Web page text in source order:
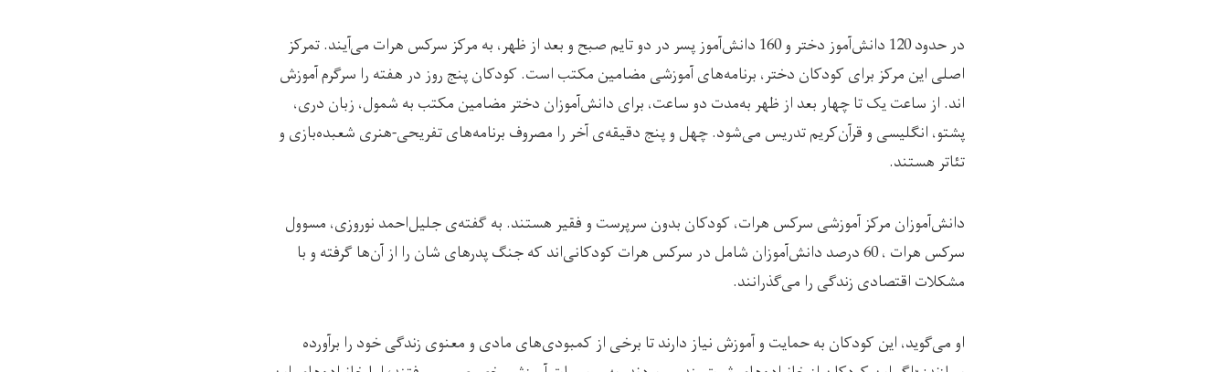
در حدود 120 دانش‌آموز دختر و 160 دانش‎‌آموز پسر در دو تایم صبح و بعد از ظهر، به مرکز سرکس هرات می‌آیند. تمرکز
اصلی این مرکز برای کودکان دختر، برنامه‌های آموزشی مضامین مکتب است. کودکان پنج روز در هفته را سرگرم آموزش
اند. از ساعت یک تا چهار بعد از ظهر به‌مدت دو ساعت، برای دانش‌آموزان دختر مضامین مکتب به شمول، زبان دری،
پشتو، انگلیسی و قرآن‌کریم تدریس می‌شود. چهل و پنج دقیقه‌ی آخر را مصروف برنامه‌های تفریحی-هنری شعبده‌بازی و
تئاتر هستند.
دانش‌آموزان مرکز آموزشی سرکس هرات، کودکان بدون سرپرست و فقیر هستند. به گفته‌ی جلیل‌احمد نوروزی، مسوول
سرکس هرات ، 60 درصد دانش‌آموزان شامل در سرکس هرات کودکانی‌اند که جنگ پدرهای شان را از آن‌ها گرفته و با
مشکلات اقتصادی زندگی را می‌گذرانند.
او می‌گوید، این کودکان به حمایت و آموزش نیاز دارند تا برخی از کمبودی‌های مادی و معنوی زندگی خود را برآورده